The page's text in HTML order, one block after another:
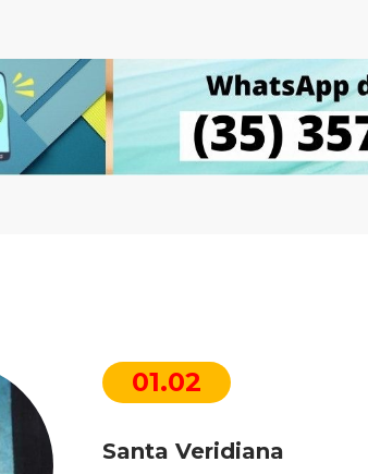
01.02
Santa Veridiana